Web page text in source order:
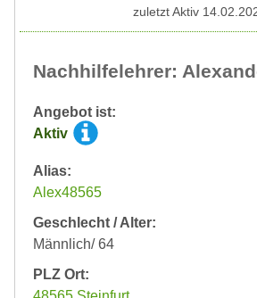
Nachhilfelehrer:
Angebot ist:
Aktiv
Alias:
Alex48565
Geschlecht / Alter:
Männlich/ 64
PLZ Ort:
zuletzt Aktiv